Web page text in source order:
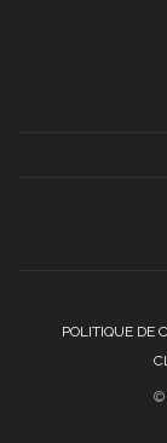
POLITIQUE DE
©